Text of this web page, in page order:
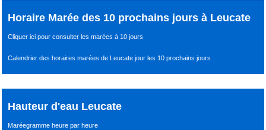
Horaire Marée des 10 prochains jours à Leucate
Cliquer ici pour consulter les marées à 10 jours
Calendrier des horaires marées de Leucate jour les 10 prochains jours
Hauteur d'eau Leucate
Maréegramme heure par heure